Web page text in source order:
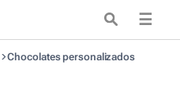
☰
Chocolates personalizados